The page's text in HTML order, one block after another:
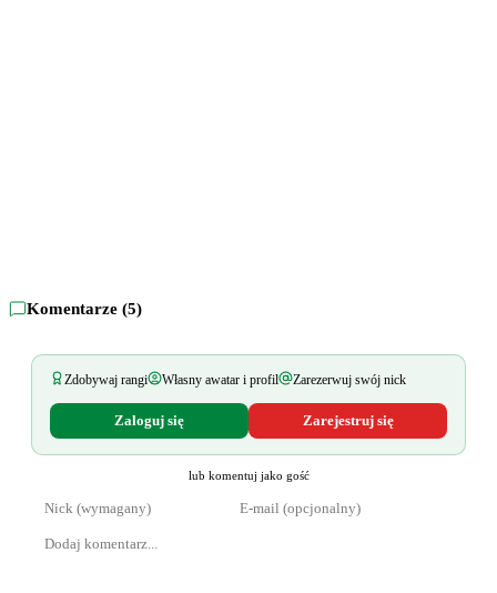
Komentarze (5)
Zdobywaj rangi Własny awatar i profil Zarezerwuj swój nick
Zaloguj się Zarejestruj się
lub komentuj jako gość